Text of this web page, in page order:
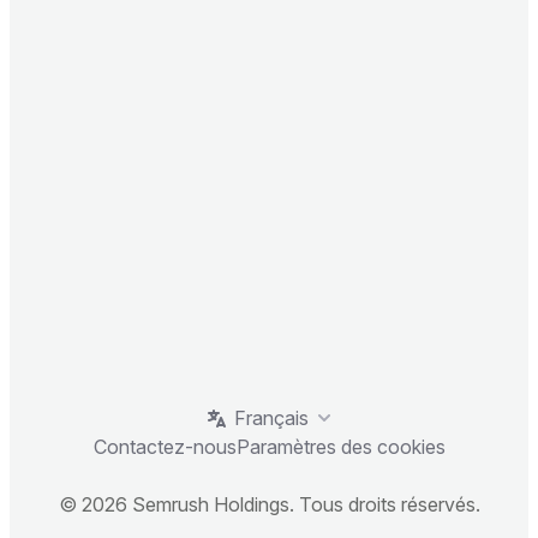
Français
Contactez-nousParamètres des cookies
© 2026 Semrush Holdings. Tous droits réservés.